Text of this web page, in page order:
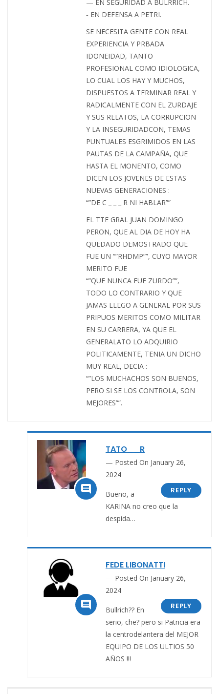
— EN SEGURIDAD A BULRRICH.
‐ EN DEFENSA A PETRI.
SE NECESITA GENTE CON REAL
EXPERIENCIA Y PRBADA
IDONEIDAD, TANTO
PROFESIONAL COMO IDIOLOGICA,
LO CUAL LOS HAY Y MUCHOS,
DISPUESTOS A TERMINAR REAL Y
RADICALMENTE CON EL ZURDAJE
Y SUS RELATOS, LA CORRUPCION
Y LA INSEGURIDADCON, TEMAS
PUNTUALES ESGRIMIDOS EN LAS
PAUTAS DE LA CAMPAÑA, QUE
HASTA EL MONENTO, COMO
DICEN LOS JOVENES DE ESTAS
NUEVAS GENERACIONES :
“”DE C _ _ _ R NI HABLAR””
EL TTE GRAL JUAN DOMINGO
PERON, QUE AL DIA DE HOY HA
QUEDADO DEMOSTRADO QUE
FUE UN “”RHDMP””, CUYO MAYOR
MERITO FUE
“”QUE NUNCA FUE ZURDO””,
TODO LO CONTRARIO Y QUE
JAMAS LLEGO A GENERAL POR SUS
PRIPUOS MERITOS COMO MILITAR
EN SU CARRERA, YA QUE EL
GENERALATO LO ADQUIRIO
POLITICAMENTE, TENIA UN DICHO
MUY REAL, DECIA :
“”LOS MUCHACHOS SON BUENOS,
PERO SI SE LOS CONTROLA, SON
MEJORES””.

TATO__R
Posted On January 26,
2024
REPLY
Bueno, a
KARINA no creo que la
despida…

FEDE LIBONATTI
Posted On January 26,
2024
REPLY
Bullrich?? En
serio, che? pero si Patricia era
la centrodelantera del MEJOR
EQUIPO DE LOS ULTIOS 50
AÑOS !!!